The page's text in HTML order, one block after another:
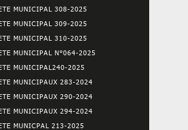
MUNICIPAL 308-2025
MUNICIPAL 309-2025
MUNICIPAL 310-2025
MUNICIPAL N°064-2025
MUNICIPAL240-2025
MUNICIPAUX 283-2024
MUNICIPAUX 290-2024
MUNICIPAUX 294-2024
MUNICPAL 213-2025